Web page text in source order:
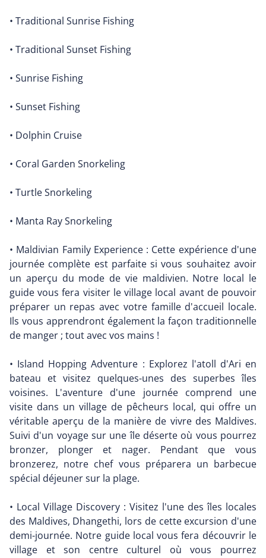
• Traditional Sunrise Fishing
• Traditional Sunset Fishing
• Sunrise Fishing
• Sunset Fishing
• Dolphin Cruise
• Coral Garden Snorkeling
• Turtle Snorkeling
• Manta Ray Snorkeling
• Maldivian Family Experience : Cette expérience d'une
journée complète est parfaite si vous souhaitez avoir
un aperçu du mode de vie maldivien. Notre local le
guide vous fera visiter le village local avant de pouvoir
préparer un repas avec votre famille d'accueil locale.
Ils vous apprendront également la façon traditionnelle
de manger ; tout avec vos mains !
• Island Hopping Adventure : Explorez l'atoll d'Ari en
bateau et visitez quelques-unes des superbes îles
voisines. L'aventure d'une journée comprend une
visite dans un village de pêcheurs local, qui offre un
véritable aperçu de la manière de vivre des Maldives.
Suivi d'un voyage sur une île déserte où vous pourrez
bronzer, plonger et nager. Pendant que vous
bronzerez, notre chef vous préparera un barbecue
spécial déjeuner sur la plage.
• Local Village Discovery : Visitez l'une des îles locales
des Maldives, Dhangethi, lors de cette excursion d'une
demi-journée. Notre guide local vous fera découvrir le
village et son centre culturel où vous pourrez